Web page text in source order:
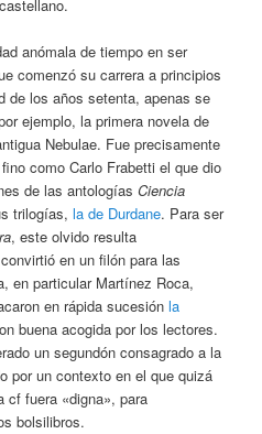
anómala de tiempo en ser
comenzó su carrera a principios
de los años setenta, apenas se
ejemplo, la primera novela de
Nebulae. Fue precisamente
como Carlo Frabetti el que dio
de las antologíasCiencia
trilogías,la de Durdane. Para ser
, este olvido resulta
en un filón para las
en particular Martínez Roca,
en rápida sucesiónla
buena acogida por los lectores.
un segundón consagrado a la
por un contexto en el que quizá
cf fuera «digna», para
bolsilibros.